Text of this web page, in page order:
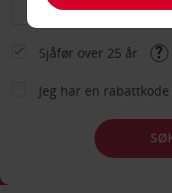
Sjåfør over 25 år
Jeg har en